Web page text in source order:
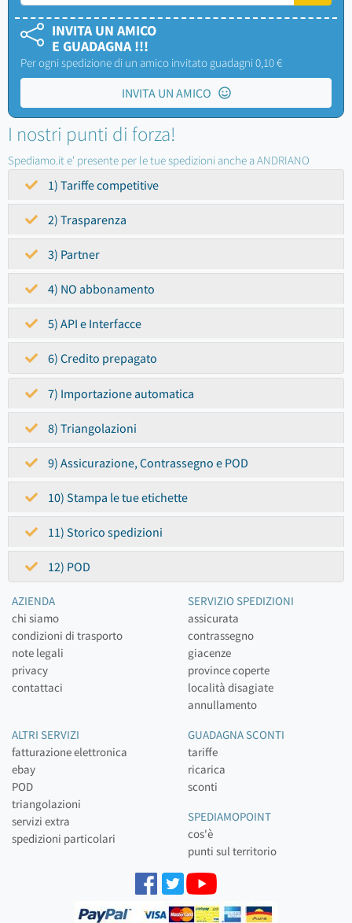
INVITA UN AMICO
E GUADAGNA !!!
Per ogni spedizione di un amico invitato guadagni 0,10 €
INVITA UN AMICO
I nostri punti di forza!
Spediamo.it e' presente per le tue spedizioni anche a ANDRIANO
1) Tariffe competitive
2) Trasparenza
3) Partner
4) NO abbonamento
5) API e Interfacce
6) Credito prepagato
7) Importazione automatica
8) Triangolazioni
9) Assicurazione, Contrassegno e POD
10) Stampa le tue etichette
11) Storico spedizioni
12) POD
AZIENDA
chi siamo
condizioni di trasporto
note legali
privacy
contattaci
SERVIZIO SPEDIZIONI
assicurata
contrassegno
giacenze
province coperte
località disagiate
annullamento
ALTRI SERVIZI
fatturazione elettronica
ebay
POD
triangolazioni
servizi extra
spedizioni particolari
GUADAGNA SCONTI
tariffe
ricarica
sconti
SPEDIAMOPOINT
cos'è
punti sul territorio